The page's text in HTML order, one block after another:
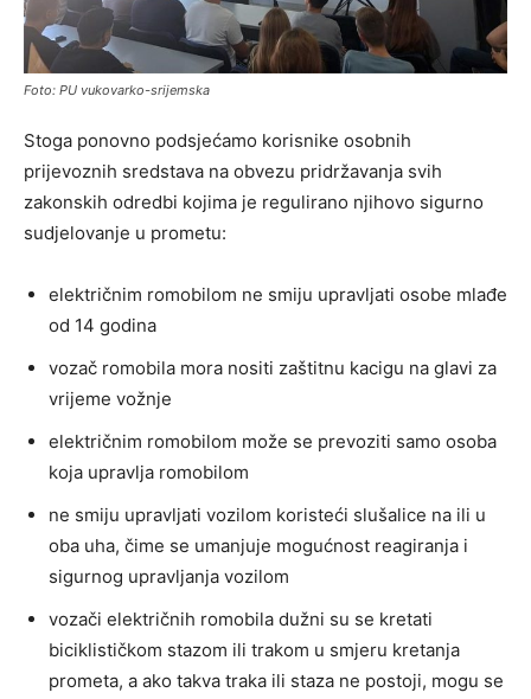
Foto: PU vukovarko-srijemska
Stoga ponovno podsjećamo korisnike osobnih
prijevoznih sredstava na obvezu pridržavanja svih
zakonskih odredbi kojima je regulirano njihovo sigurno
sudjelovanje u prometu:
električnim romobilom ne smiju upravljati osobe mlađe
od 14 godina
vozač romobila mora nositi zaštitnu kacigu na glavi za
vrijeme vožnje
električnim romobilom može se prevoziti samo osoba
koja upravlja romobilom
ne smiju upravljati vozilom koristeći slušalice na ili u
oba uha, čime se umanjuje mogućnost reagiranja i
sigurnog upravljanja vozilom
vozači električnih romobila dužni su se kretati
biciklističkom stazom ili trakom u smjeru kretanja
prometa, a ako takva traka ili staza ne postoji, mogu se